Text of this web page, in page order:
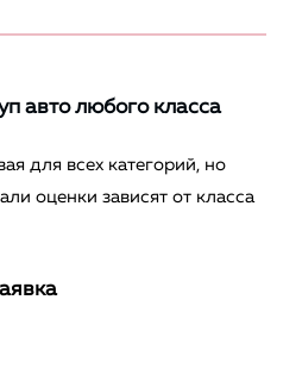
авто любого класса
для всех категорий, но
оценки зависят от класса